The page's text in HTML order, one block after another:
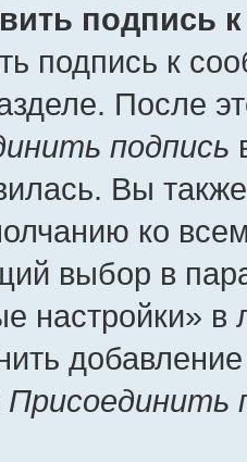
подпись
подпись к
После
подпись
Вы
ко
выбор в
настройки»
Присоединить